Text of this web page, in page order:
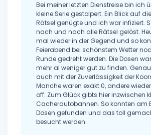
Bei meiner letzten Dienstreise bin ich
kleine Serie gestolpert. Ein Blick auf
Rätsel genügte und ich war infiziert.
nach und nach alle Rätsel gelöst.
mal wieder in der Gegend und so
Feierabend bei schönstem Wetter
Runde gedreht werden. Die Dosen
mehr al weniger gut zu finden.
auch mit der Zuverlässigkeit der
Manche waren exakt 0, andere
off. Zum Glück gibts hier inzwischen
Cacherautobahnen. So konnten am
Dosen gefunden und das toll
besucht werden.